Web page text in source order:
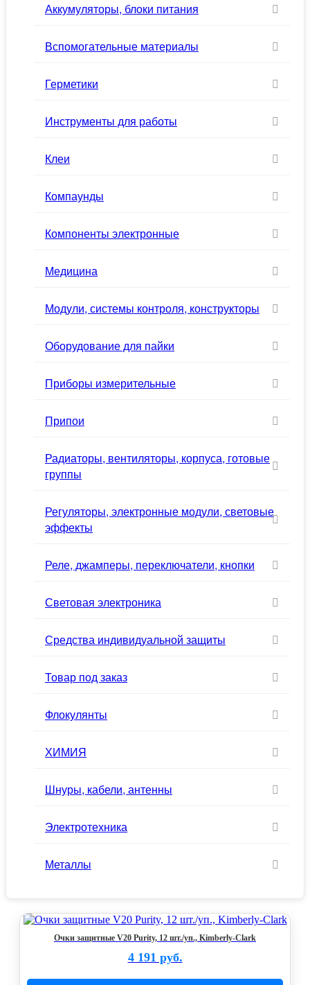
Аккумуляторы, блоки питания
Вспомогательные материалы
Герметики
Инструменты для работы
Клеи
Компаунды
Компоненты электронные
Медицина
Модули, системы контроля, конструкторы
Оборудование для пайки
Приборы измерительные
Припои
Радиаторы, вентиляторы, корпуса, готовые
группы
Регуляторы, электронные модули, световые
эффекты
Реле, джамперы, переключатели, кнопки
Световая электроника
Средства индивидуальной защиты
Товар под заказ
Флокулянты
ХИМИЯ
Шнуры, кабели, антенны
Электротехника
Металлы
Очки защитные V20 Purity, 12 шт./уп., Kimberly-Clark
4 191 руб.